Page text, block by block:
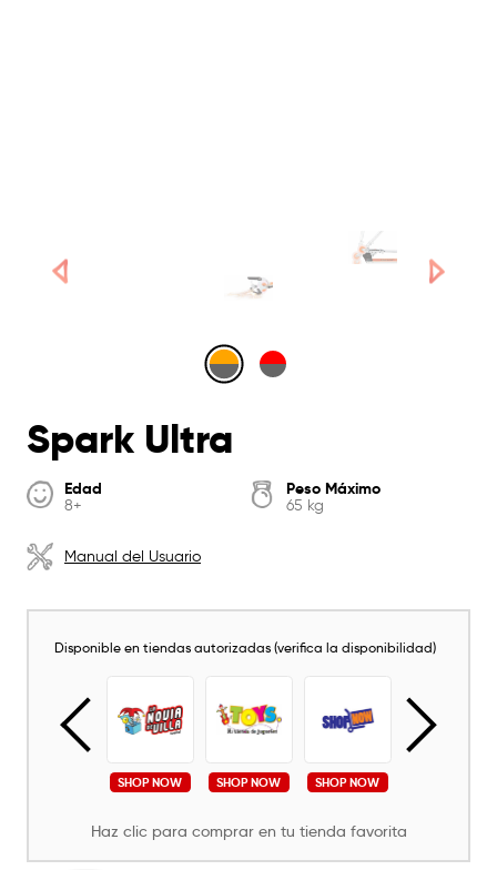
Spark Ultra
Edad
8+
Peso Máximo
65 kg
Manual del Usuario
Disponible en tiendas autorizadas (verifica la disponibilidad)
SHOP NOW SHOP NOW SHOP NOW
Haz clic para comprar en tu tienda favorita